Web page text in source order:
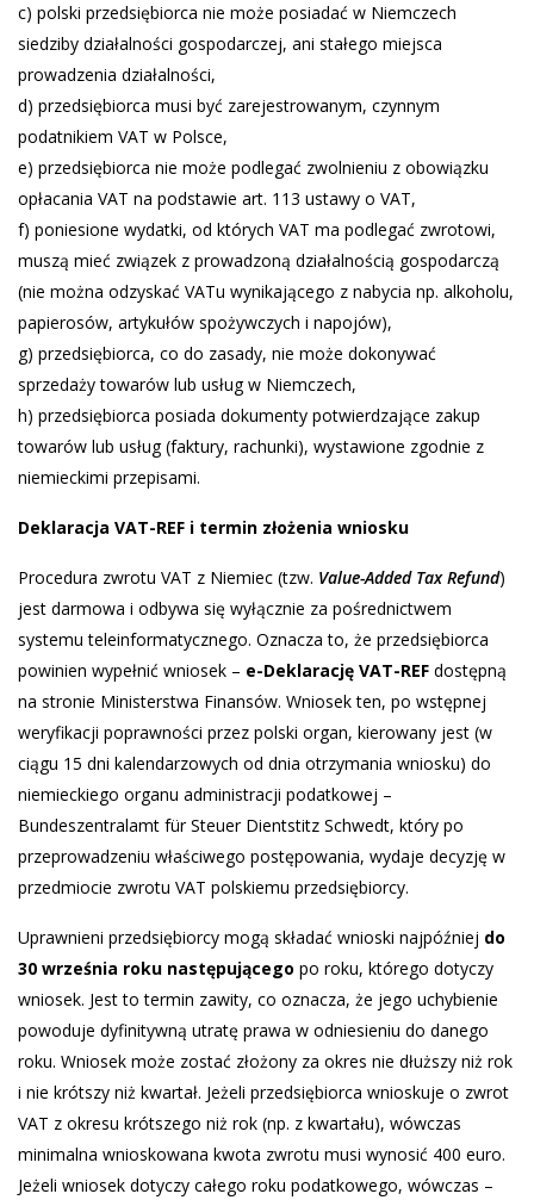
c) polski przedsiębiorca nie może posiadać w Niemczech
siedziby działalności gospodarczej, ani stałego miejsca
prowadzenia działalności,
d) przedsiębiorca musi być zarejestrowanym, czynnym
podatnikiem VAT w Polsce,
e) przedsiębiorca nie może podlegać zwolnieniu z obowiązku
opłacania VAT na podstawie art. 113 ustawy o VAT,
f) poniesione wydatki, od których VAT ma podlegać zwrotowi,
muszą mieć związek z prowadzoną działalnością gospodarczą
(nie można odzyskać VATu wynikającego z nabycia np. alkoholu,
papierosów, artykułów spożywczych i napojów),
g) przedsiębiorca, co do zasady, nie może dokonywać
sprzedaży towarów lub usług w Niemczech,
h) przedsiębiorca posiada dokumenty potwierdzające zakup
towarów lub usług (faktury, rachunki), wystawione zgodnie z
niemieckimi przepisami.
Deklaracja VAT-REF i termin złożenia wniosku
Procedura zwrotu VAT z Niemiec (tzw. Value-Added Tax Refund)
jest darmowa i odbywa się wyłącznie za pośrednictwem
systemu teleinformatycznego. Oznacza to, że przedsiębiorca
powinien wypełnić wniosek – e-Deklarację VAT-REF dostępną
na stronie Ministerstwa Finansów. Wniosek ten, po wstępnej
weryfikacji poprawności przez polski organ, kierowany jest (w
ciągu 15 dni kalendarzowych od dnia otrzymania wniosku) do
niemieckiego organu administracji podatkowej –
Bundeszentralamt für Steuer Dientstitz Schwedt, który po
przeprowadzeniu właściwego postępowania, wydaje decyzję w
przedmiocie zwrotu VAT polskiemu przedsiębiorcy.
Uprawnieni przedsiębiorcy mogą składać wnioski najpóźniej do
30 września roku następującego po roku, którego dotyczy
wniosek. Jest to termin zawity, co oznacza, że jego uchybienie
powoduje dyfinitywną utratę prawa w odniesieniu do danego
roku. Wniosek może zostać złożony za okres nie dłuższy niż rok
i nie krótszy niż kwartał. Jeżeli przedsiębiorca wnioskuje o zwrot
VAT z okresu krótszego niż rok (np. z kwartału), wówczas
minimalna wnioskowana kwota zwrotu musi wynosić 400 euro.
Jeżeli wniosek dotyczy całego roku podatkowego, wówczas –